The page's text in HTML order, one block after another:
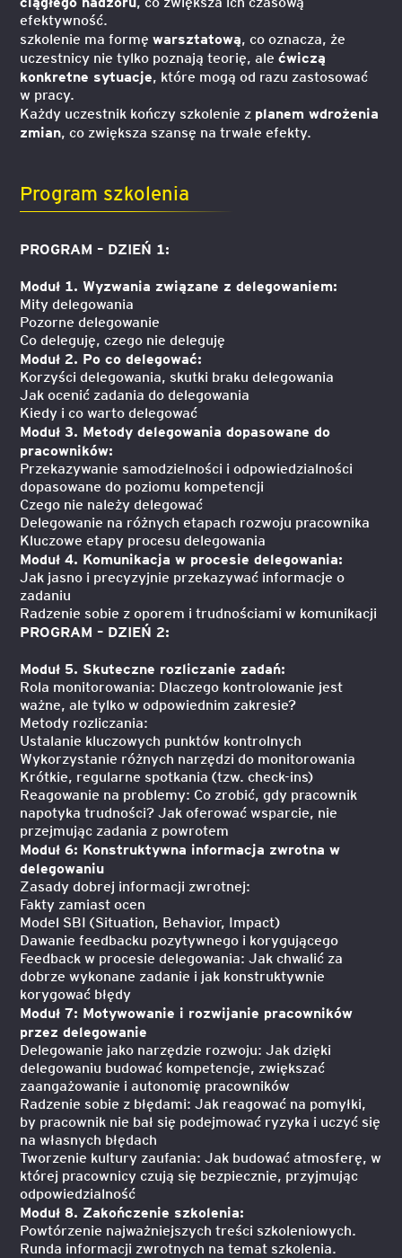
efektywność.
szkolenie ma formęwarsztatową, co oznacza, że
uczestnicy nie tylko poznają teorię, alećwiczą
konkretne sytuacje, które mogą od razu zastosować
w pracy.
Każdy uczestnik kończy szkolenie z planem wdrożenia
zmian, co zwiększa szansę na trwałe efekty.
Program szkolenia
PROGRAM – DZIEŃ 1:
Moduł 1. Wyzwania związane z delegowaniem:
Mity delegowania
Pozorne delegowanie
Co deleguję, czego nie deleguję
Moduł 2. Po co delegować:
Korzyści delegowania, skutki braku delegowania
Jak ocenić zadania do delegowania
Kiedy i co warto delegować
Moduł 3. Metody delegowania dopasowane do
pracowników:
Przekazywanie samodzielności i odpowiedzialności
dopasowane do poziomu kompetencji
Czego nie należy delegować
Delegowanie na różnych etapach rozwoju pracownika
Kluczowe etapy procesu delegowania
Moduł 4. Komunikacja w procesie delegowania:
Jak jasno i precyzyjnie przekazywać informacje o
zadaniu
Radzenie sobie z oporem i trudnościami w komunikacji
PROGRAM – DZIEŃ 2:
Moduł 5. Skuteczne rozliczanie zadań:
Rola monitorowania: Dlaczego kontrolowanie jest
ważne, ale tylko w odpowiednim zakresie?
Metody rozliczania:
Ustalanie kluczowych punktów kontrolnych
Wykorzystanie różnych narzędzi do monitorowania
Krótkie, regularne spotkania (tzw. check-ins)
Reagowanie na problemy: Co zrobić, gdy pracownik
napotyka trudności? Jak oferować wsparcie, nie
przejmując zadania z powrotem
Moduł 6: Konstruktywna informacja zwrotna w
delegowaniu
Zasady dobrej informacji zwrotnej:
Fakty zamiast ocen
Model SBI (Situation, Behavior, Impact)
Dawanie feedbacku pozytywnego i korygującego
Feedback w procesie delegowania: Jak chwalić za
dobrze wykonane zadanie i jak konstruktywnie
korygować błędy
Moduł 7: Motywowanie i rozwijanie pracowników
przez delegowanie
Delegowanie jako narzędzie rozwoju: Jak dzięki
delegowaniu budować kompetencje, zwiększać
zaangażowanie i autonomię pracowników
Radzenie sobie z błędami: Jak reagować na pomyłki,
by pracownik nie bał się podejmować ryzyka i uczyć się
na własnych błędach
Tworzenie kultury zaufania: Jak budować atmosferę, w
której pracownicy czują się bezpiecznie, przyjmując
odpowiedzialność
Moduł 8. Zakończenie szkolenia:
Powtórzenie najważniejszych treści szkoleniowych.
Runda informacji zwrotnych na temat szkolenia.